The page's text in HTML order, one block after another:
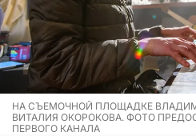
НА СЪЕМОЧНОЙ ПЛОЩАДКЕ
ВИТАЛИЯ ОКОРОКОВА. ФОТО
ПЕРВОГО КАНАЛА